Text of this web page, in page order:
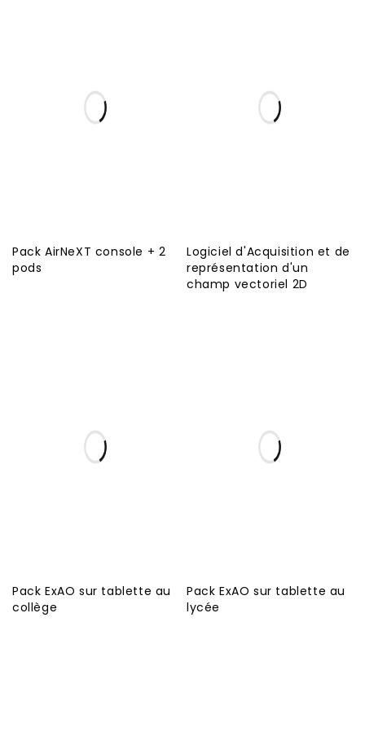
Pack AirNeXT console + 2
pods
Logiciel d'Acquisition et de
représentation d'un
champ vectoriel 2D
Pack ExAO sur tablette au
collège
Pack ExAO sur tablette au
lycée